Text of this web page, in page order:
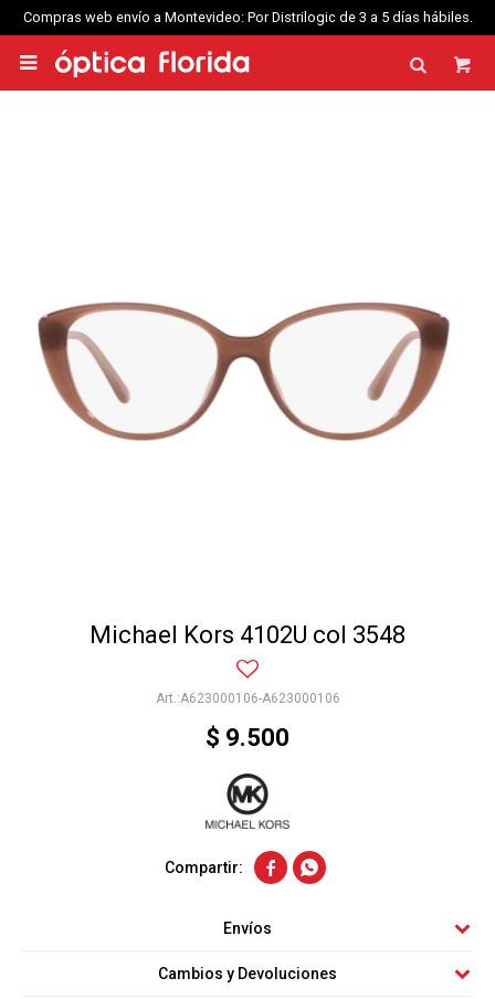
Compras web envío a Montevideo: Por Distrilogic de 3 a 5 días hábiles.

Michael Kors 4102U col 3548
A623000106-A623000106
$ 9.500
 
Envíos
Cambios y Devoluciones